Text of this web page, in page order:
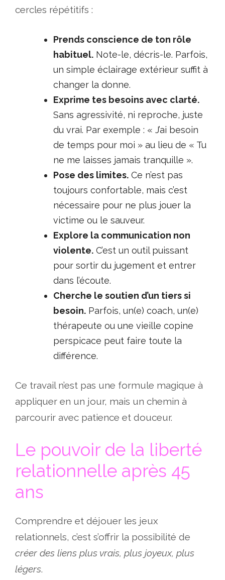
cercles répétitifs :
Prends conscience de ton rôle
habituel.Note-le, décris-le. Parfois,
un simple éclairage extérieur suffit à
changer la donne.
Exprime tes besoins avec clarté.
Sans agressivité, ni reproche, juste
du vrai. Par exemple : « J’ai besoin
de temps pour moi » au lieu de « Tu
ne me laisses jamais tranquille ».
Pose des limites.Ce n’est pas
toujours confortable, mais c’est
nécessaire pour ne plus jouer la
victime ou le sauveur.
Explore la communication non
violente.C’est un outil puissant
pour sortir du jugement et entrer
dans l’écoute.
Cherche le soutien d’un tiers si
besoin.Parfois, un(e) coach, un(e)
thérapeute ou une vieille copine
perspicace peut faire toute la
différence.
Ce travail n’est pas une formule magique à
appliquer en un jour, mais un chemin à
parcourir avec patience et douceur.
Le pouvoir de la liberté
relationnelle après 45
ans
Comprendre et déjouer les jeux
relationnels, c’est s’offrir la possibilité de
créer des liens plus vrais, plus joyeux, plus
légers.